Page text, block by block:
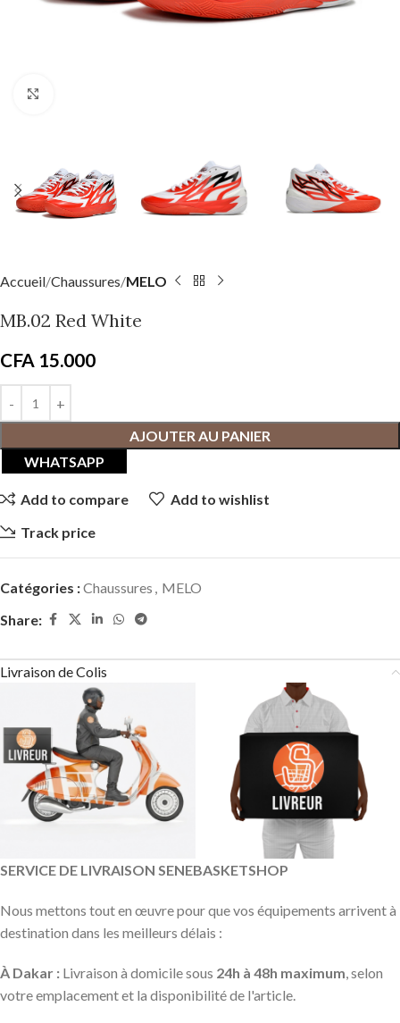
Accueil Chaussures MELO
MB.02 Red White
CFA 15.000
AJOUTER AU PANIER
WHATSAPP
Add to compare
Add to wishlist
Track price
Catégories :Chaussures , MELO
Share:
Livraison de Colis
SERVICE DE LIVRAISON SENEBASKETSHOP
Nous mettons tout en œuvre pour que vos équipements arrivent à
destination dans les meilleurs délais :
À Dakar : Livraison à domicile sous 24h à 48h maximum, selon
votre emplacement et la disponibilité de l'article.